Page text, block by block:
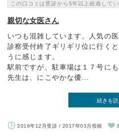
この口コミは受診から5年以上経過してい
親切な女医さん
いつも混雑しています。人気の
診察受付終了ギリギリ位に行く
うに感じます。
駅前ですが、駐車場は１７号に
先生は、にこやかな優...
続きを
2016年12月受診 / 2017年03月投稿